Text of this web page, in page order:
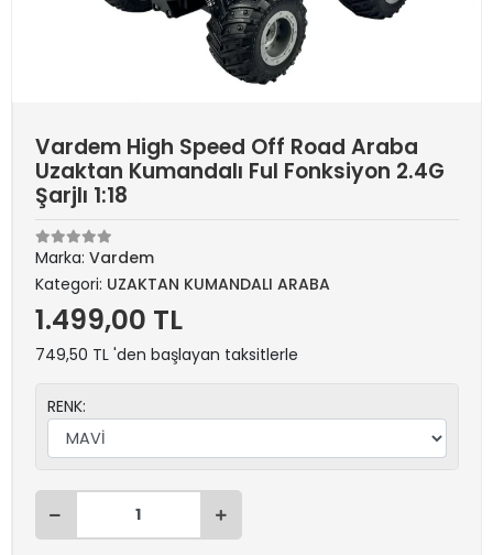
Vardem High Speed Off Road Araba
Uzaktan Kumandalı Ful Fonksiyon 2.4G
Şarjlı 1:18
Marka: Vardem
Kategori: UZAKTAN KUMANDALI ARABA
1.499,00 TL
749,50 TL 'den başlayan taksitlerle
RENK: